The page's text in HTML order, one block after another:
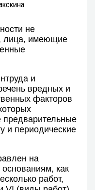
не
лица, имеющие
и
вредных и
факторов
предварительные
и периодические
на
как
работ,